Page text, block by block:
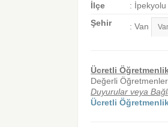
İlçe
: İpekyolu
Şehir
: Van
Ücretli
Değerli
Duyurular veya
Ücretli